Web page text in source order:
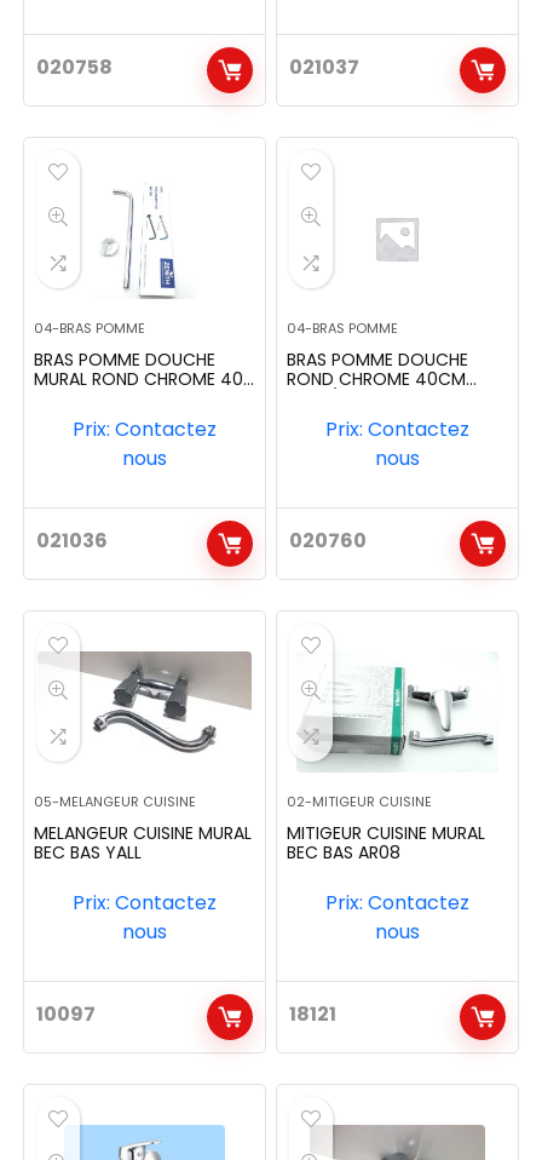
020758 021037
04-BRAS POMME
BRAS POMME DOUCHE
MURAL ROND CHROME 40
021036
Prix: Contactez
nous
04-BRAS POMME
BRAS POMME DOUCHE
ROND CHROME 40CM
020760
Prix: Contactez
nous
05-MELANGEUR CUISINE
MELANGEUR CUISINE MURAL
BEC BAS YALL
10097
Prix: Contactez
nous
02-MITIGEUR CUISINE
MITIGEUR CUISINE MURAL
BEC BAS AR08
18121
Prix: Contactez
nous